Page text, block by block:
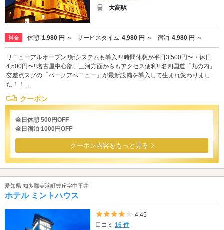
大高駅
料金 休憩 1,980 円 ～ サービスタイム 4,980 円 ～ 宿泊 4,980 円 ～
リニューアルオープン!!新システムも導入!!2時間休憩が平日3,500円〜・休日
4,500円〜!!名古屋中心部、三河方面からもアクセス便利!! 名四国道「丸の内」
交差点スグの「パークアベニュー」が最新設備を導入して生まれ変わりまし
た！！ ...
クーポン
全日休憩 500円OFF
全日宿泊 1000円OFF
クーポン内容をもっと見る
愛知県 知多郡美浜町豊丘字中平井
ホテル ミントハウス
5つ星のうち4
4.45
口コミ16 件